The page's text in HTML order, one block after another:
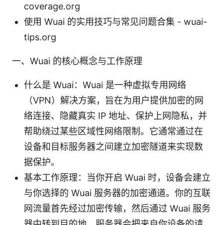
coverage.org
使用 Wuai 的实用技巧与常见问题合集 - wuai-
tips.org
一、Wuai 的核心概念与工作原理
什么是 Wuai：Wuai 是一种虚拟专用网络
（VPN）解决方案，旨在为用户提供加密的网
络连接、隐藏真实 IP 地址、保护上网隐私，并
帮助绕过某些区域性网络限制。它通常通过在
设备和目标服务器之间建立加密隧道来实现数
据保护。
基本工作原理：当你开启 Wuai 时，设备会建立
与你选择的 Wuai 服务器的加密通道。你的互联
网流量首先经过加密传输，然后通过 Wuai 服务